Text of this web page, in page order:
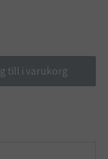
till i varukorg